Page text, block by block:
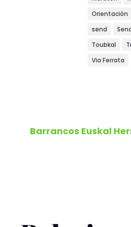
Orientación
send
Toubkal
Via Ferrata
Barrancos Euskal